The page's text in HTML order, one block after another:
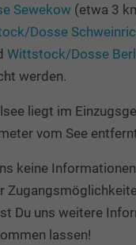
Wasser
Unterkünfte
Regionen
Sewekow (etwa 3
Dosse
Wittstock/Dosse
werden.
liegt im
vom See
keine
Du uns weitere
lassen!